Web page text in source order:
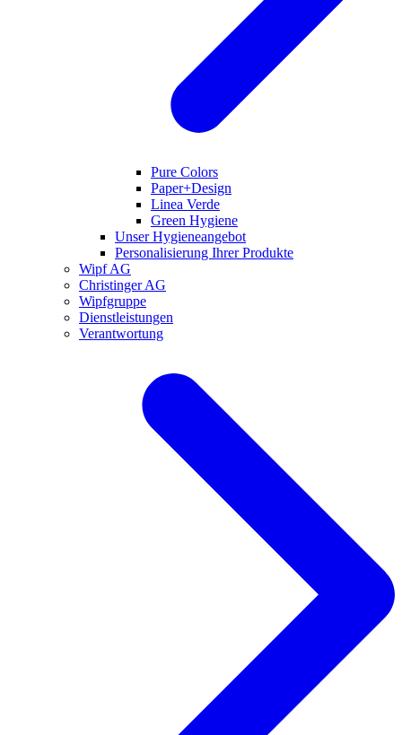
Pure Colors
Paper+Design
Linea Verde
Green Hygiene
Unser Hygieneangebot
Personalisierung Ihrer Produkte
Wipf AG
Christinger AG
Wipfgruppe
Dienstleistungen
Verantwortung